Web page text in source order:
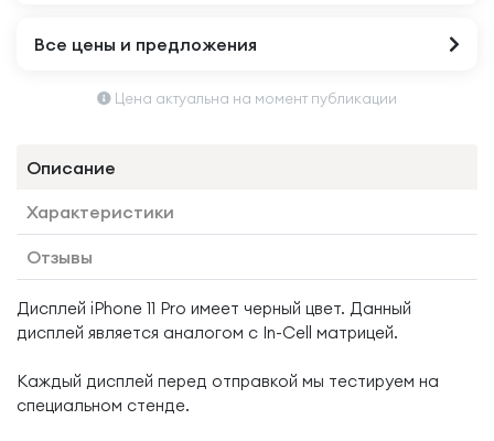
Все цены и предложения
Цена актуальна на момент публикации
Описание
Характеристики
Отзывы
Дисплей iPhone 11 Pro имеет черный цвет. Данный
дисплей является аналогом с In-Cell матрицей.
Каждый дисплей перед отправкой мы тестируем на
специальном стенде.